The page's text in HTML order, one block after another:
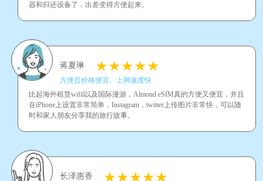
器和归还设备了，出差变得方便起来。
蒋夏琳
方便且价格便宜、上网速度快
比起海外租赁wifil以及国际漫游，Almond eSIM真的方便又便宜，并且
在iPhone上设置非常简单，Instagram，twitter上传图片非常快，可以随
时和家人朋友分享我的旅行故事。
长泽惠香